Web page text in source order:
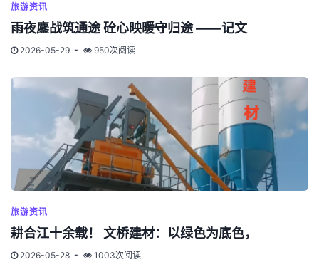
旅游资讯
雨夜鏖战筑通途 砼心映暖守归途 ——记文
2026-05-29 950次阅读
旅游资讯
耕合江十余载！ 文桥建材：以绿色为底色，
2026-05-28 1003次阅读